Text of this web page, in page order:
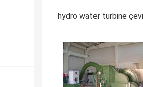
hydro water turbine